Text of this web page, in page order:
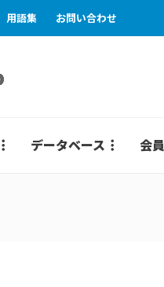
用語集 お問い合わせ
データベース 会